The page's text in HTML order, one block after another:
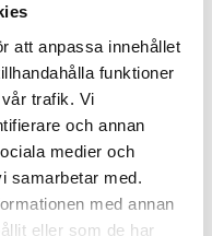
att anpassa innehållet
funktioner
trafik. Vi
och annan
medier och
samarbetar med.
med annan
eller som de har
Guide för
del av industrin, där
hosmaterial står i
vi expertlösningar
att dina produkter
får du en inblick
och varför du bör välja